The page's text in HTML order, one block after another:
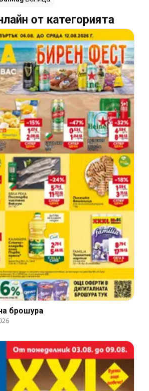
от категорията
брошура